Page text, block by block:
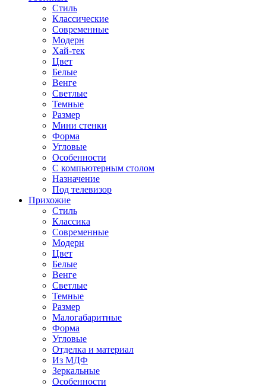
Стиль
Классические
Современные
Модерн
Хай-тек
Цвет
Белые
Венге
Светлые
Темные
Размер
Мини стенки
Форма
Угловые
Особенности
С компьютерным столом
Назначение
Под телевизор
Прихожие
Стиль
Классика
Современные
Модерн
Цвет
Белые
Венге
Светлые
Темные
Размер
Малогабаритные
Форма
Угловые
Отделка и материал
Из МДФ
Зеркальные
Особенности